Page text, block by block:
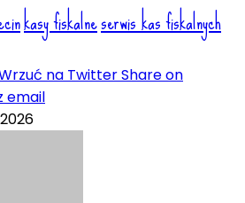
kasy fiskalneserwis kas fiskalnych
na TwitterShare on
email